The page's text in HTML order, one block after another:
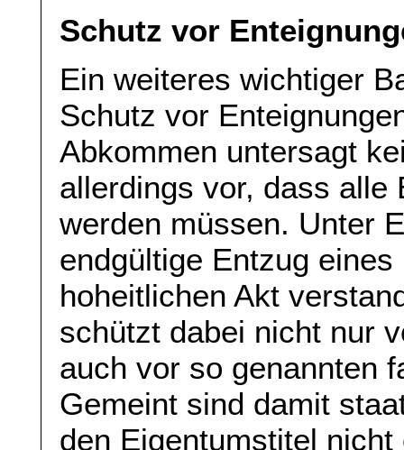
Schutz vor
Ein weiteres wichtiger
Schutz vor
Abkommen untersagt
allerdings vor, dass alle
werden müssen. Unter
endgültige Entzug
hoheitlichen Akt
schützt dabei nicht nur
auch vor so genannten
Gemeint sind damit
den Eigentumstitel